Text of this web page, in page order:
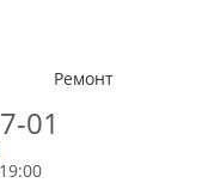
Ремонт
01